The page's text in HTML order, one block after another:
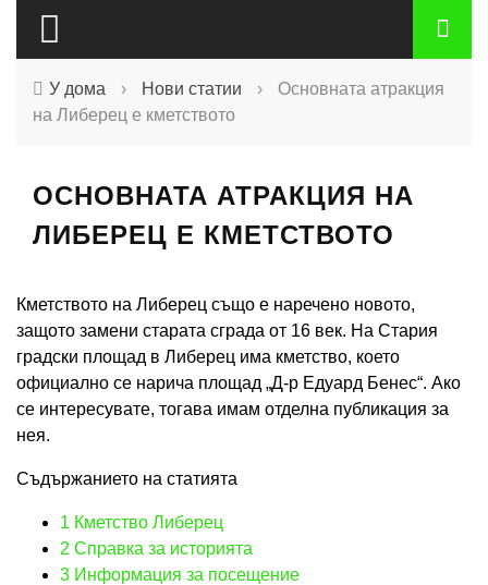
У дома › Нови статии ›
Основната атракция
на Либерец е кметството
ОСНОВНАТА АТРАКЦИЯ НА
ЛИБЕРЕЦ Е КМЕТСТВОТО
Кметството на Либерец също е наречено новото,
защото замени старата сграда от 16 век. На Стария
градски площад в Либерец има кметство, което
официално се нарича площад „Д-р Едуард Бенес“. Ако
се интересувате, тогава имам отделна публикация за
нея.
Съдържанието на статията
1 Кметство Либерец
2 Справка за историята
3 Информация за посещение